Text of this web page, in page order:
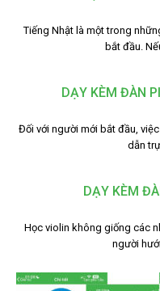
Tiếng Nhật là một trong
bắt đầu.
DẠY KÈM ĐÀN
Đối với người mới bắt đầu,
dẫn
DẠY KÈM
Học violin không giống các
người